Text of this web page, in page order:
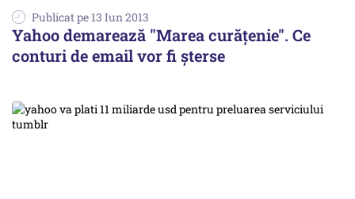
Publicat pe 13 Iun 2013
Yahoo demarează "Marea curățenie". Ce
conturi de email vor fi șterse